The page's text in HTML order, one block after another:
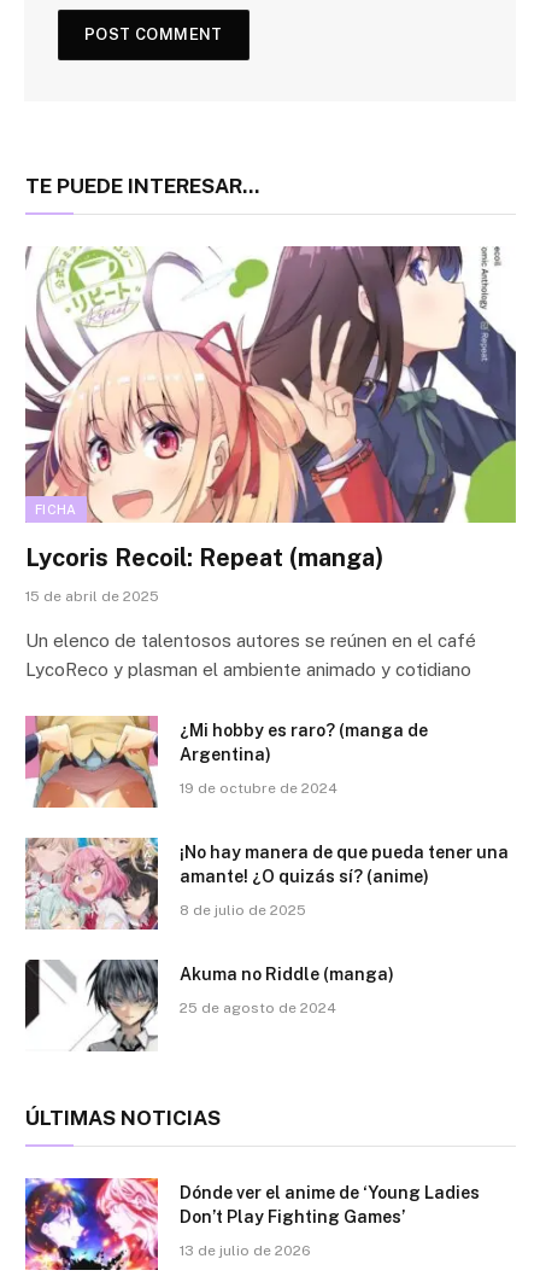
TE PUEDE INTERESAR...
FICHA
Lycoris Recoil: Repeat (manga)
15 de abril de 2025
Un elenco de talentosos autores se reúnen en el café
LycoReco y plasman el ambiente animado y cotidiano
¿Mi hobby es raro? (manga de
Argentina)
19 de octubre de 2024
¡No hay manera de que pueda tener una
amante! ¿O quizás sí? (anime)
8 de julio de 2025
Akuma no Riddle (manga)
25 de agosto de 2024
ÚLTIMAS NOTICIAS
Dónde ver el anime de ‘Young Ladies
Don’t Play Fighting Games’
13 de julio de 2026